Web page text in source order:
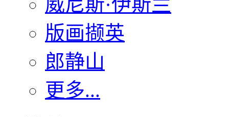
版画撷英
郎静山
更多...